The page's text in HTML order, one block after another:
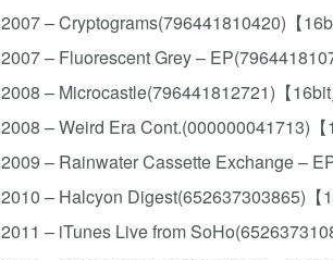
2007 – Cryptograms(796441810420)【
2007 – Fluorescent Grey –
2008 – Microcastle(796441812721)【
2008 – Weird Era Cont.(000000041713)
2009 – Rainwater Cassette Exchange –
2010 – Halcyon Digest(652637303865)【
2011 – iTunes Live from